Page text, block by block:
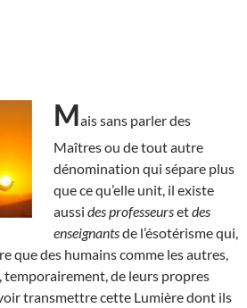
Mais sans parler des
Maîtres ou de tout autre
dénomination qui sépare plus
que ce qu’elle unit, il existe
aussi des professeursetdes
enseignantsde l’ésotérisme qui,
que des humains comme les autres,
temporairement, de leurs propres
transmettre cette Lumière dont ils